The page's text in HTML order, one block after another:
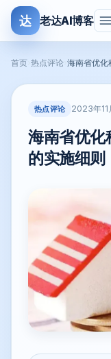
达 老达AI博客
首页 热点评论 海南省优化
热点评论 2023年11
海南省优化
的实施细则